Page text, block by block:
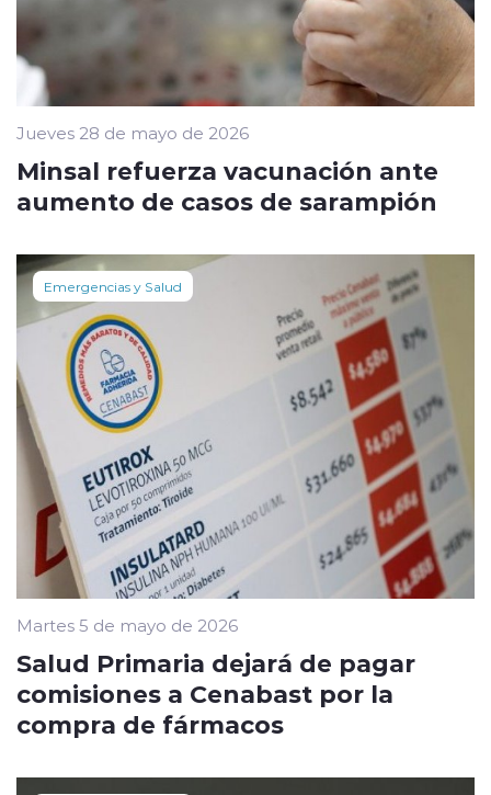
Jueves 28 de mayo de 2026
Minsal refuerza vacunación ante
aumento de casos de sarampión
Emergencias y Salud
Martes 5 de mayo de 2026
Salud Primaria dejará de pagar
comisiones a Cenabast por la
compra de fármacos